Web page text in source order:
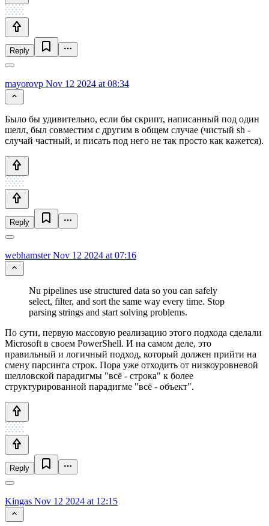
Reply
mayorovp Nov 12 2024 at 08:34
Было бы удивительно, если бы скрипт, написанный под один
шелл, был совместим с другим в общем случае (чистый sh -
случай частный, и писать под него не так просто как кажется).
Reply
webhamsterNov 12 2024 at 07:16
Nu pipelines use structured data so you can safely
select, filter, and sort the same way every time. Stop
parsing strings and start solving problems.
По сути, первую массовую реализацию этого подхода сделали
Microsoft в своем PowerShell. И на самом деле, это
правильный и логичный подход, который должен прийти на
смену парсинга строк. Пора уже отходить от низкоуровневой
шелловской парадигмы "всё - строка" к более
структурированной парадигме "всё - объект".
Reply
Kingas Nov 12 2024 at 12:15